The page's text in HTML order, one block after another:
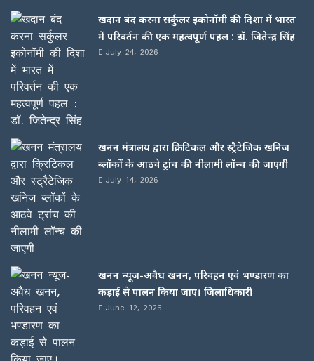
खदान बंद करना सर्कुलर इकोनॉमी की दिशा में भारत
में परिवर्तन की एक महत्वपूर्ण पहल : डॉ. जितेन्द्र सिंह
July 24, 2026
खनन मंत्रालय द्वारा क्रिटिकल और स्ट्रैटेजिक खनिज
ब्लॉकों के आठवे ट्रांच की नीलामी लॉन्च की जाएगी
July 14, 2026
खनन न्यूज-अवैध खनन, परिवहन एवं भण्डारण का
कड़ाई से पालन किया जाए। जिलाधिकारी
June 12, 2026